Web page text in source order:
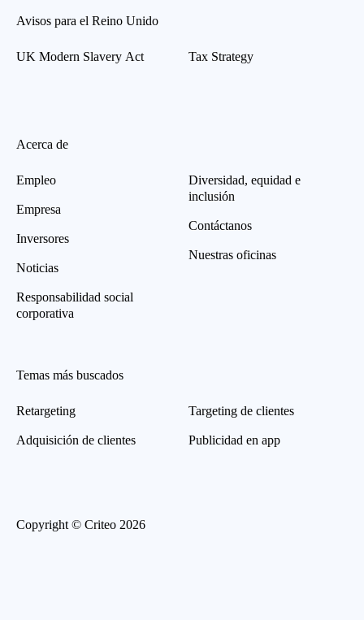
Avisos para el Reino Unido
UK Modern Slavery Act Tax Strategy
Acerca de
Empleo
Empresa
Inversores
Noticias
Responsabilidad social
corporativa
Diversidad, equidad e
inclusión
Contáctanos
Nuestras oficinas
Temas más buscados
Retargeting
Adquisición de clientes
Targeting de clientes
Publicidad en app
Copyright © Criteo 2026